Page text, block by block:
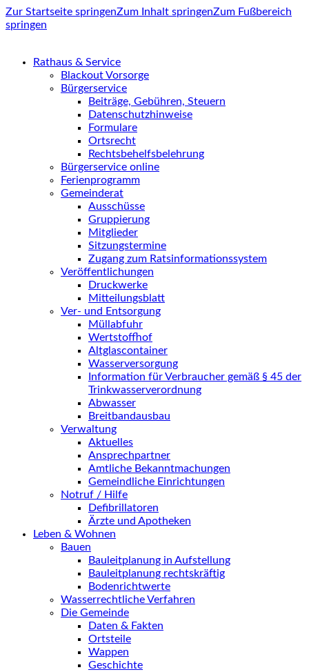
Zur Startseite springenZum Inhalt springenZum Fußbereich
springen
Rathaus & Service
Blackout Vorsorge
Bürgerservice
Beiträge, Gebühren, Steuern
Datenschutzhinweise
Formulare
Ortsrecht
Rechtsbehelfsbelehrung
Bürgerservice online
Ferienprogramm
Gemeinderat
Ausschüsse
Gruppierung
Mitglieder
Sitzungstermine
Zugang zum Ratsinformationssystem
Veröffentlichungen
Druckwerke
Mitteilungsblatt
Ver- und Entsorgung
Müllabfuhr
Wertstoffhof
Altglascontainer
Wasserversorgung
Information für Verbraucher gemäß § 45 der
Trinkwasserverordnung
Abwasser
Breitbandausbau
Verwaltung
Aktuelles
Ansprechpartner
Amtliche Bekanntmachungen
Gemeindliche Einrichtungen
Notruf / Hilfe
Defibrillatoren
Ärzte und Apotheken
Leben & Wohnen
Bauen
Bauleitplanung in Aufstellung
Bauleitplanung rechtskräftig
Bodenrichtwerte
Wasserrechtliche Verfahren
Die Gemeinde
Daten & Fakten
Ortsteile
Wappen
Geschichte